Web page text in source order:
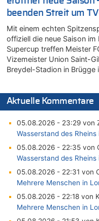
beenden Streit um
Mit einem echten
offiziell die neue Saison
Supercup treffen Meister
Vizemeister Union Saint-
Breydel-Stadion in Brügge
Aktuelle Kommentare
05.08.2026 - 23:29 von
Wasserstand des
05.08.2026 - 22:35 von
Wasserstand des
05.08.2026 - 22:31 von
Mehrere Menschen in
05.08.2026 - 22:18 von
Mehrere Menschen in